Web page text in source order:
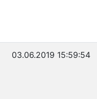
03.06.2019 15:59:54